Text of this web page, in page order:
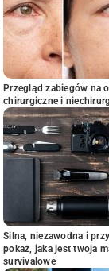
Przegląd zabiegów na
chirurgiczne i
Silna, niezawodna i
pokaż, jaka jest twoja
survivalowe